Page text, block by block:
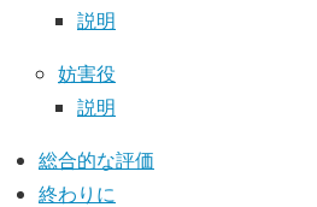
説明
妨害役
説明
総合的な評価
終わりに